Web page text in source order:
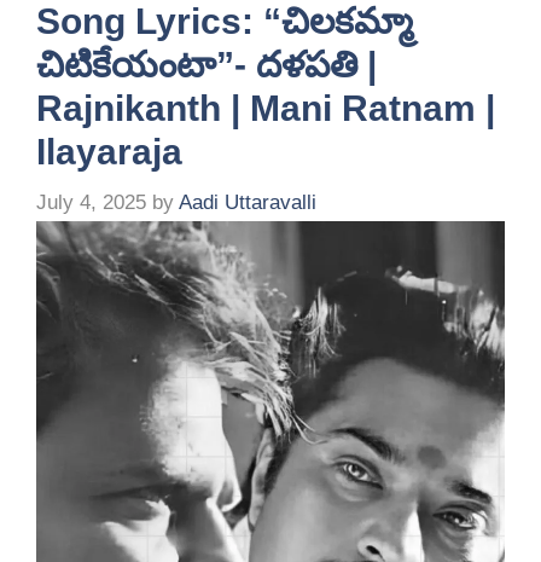
Song Lyrics: “చిలకమ్మా
చిటికేయంటా”- దళపతి |
Rajnikanth | Mani Ratnam |
Ilayaraja
July 4, 2025 by Aadi Uttaravalli